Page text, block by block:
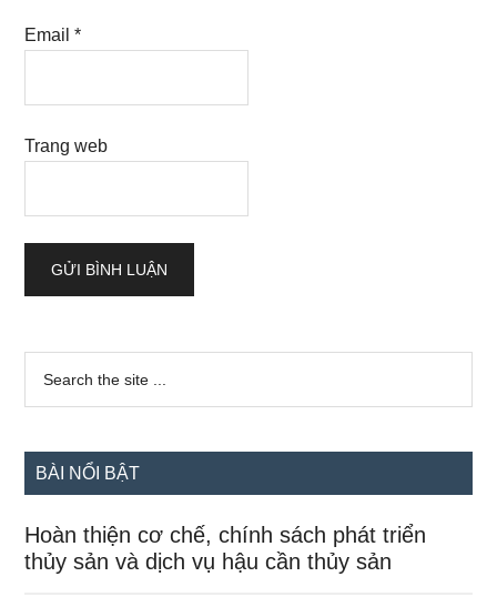
Email*
Trang web
Sidebar
chính
...
BÀI NỔI BẬT
Hoàn thiện cơ chế, chính sách phát triển
thủy sản và dịch vụ hậu cần thủy sản